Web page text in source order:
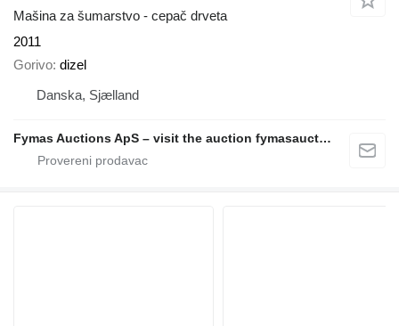
Mašina za šumarstvo - cepač drveta
2011
Gorivo dizel
Danska, Sjælland
Fymas Auctions ApS – visit the auction fymasauctions.dk